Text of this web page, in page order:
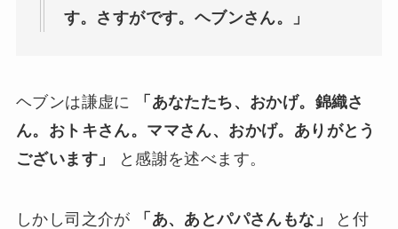
す。さすがです。ヘブンさん。」
ヘブンは謙虚に
「あなたたち、おかげ。錦織さ
ん。おトキさん。ママさん、おかげ。ありがとう
ございます」
と感謝を述べます。
しかし司之介が 「あ、あとパパさんもな」
と付